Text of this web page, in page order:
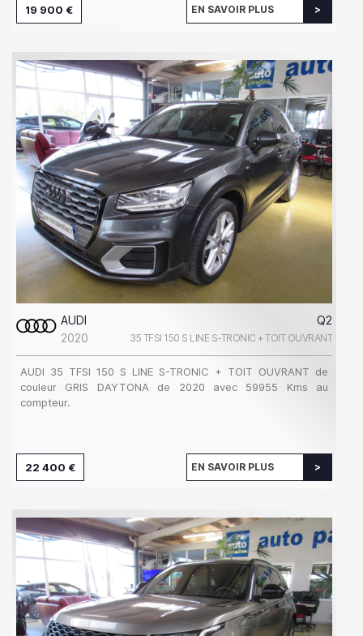
19 900 € EN SAVOIR PLUS
AUDI
Q2
2020
35 TFSI 150 S LINE S-TRONIC + TOIT OUVRANT
AUDI 35 TFSI 150 S LINE S-TRONIC + TOIT OUVRANT de
couleur GRIS DAYTONA de 2020 avec 59955 Kms au
compteur.
22 400 € EN SAVOIR PLUS